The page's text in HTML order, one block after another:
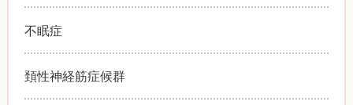
不眠症
頚性神経筋症候群